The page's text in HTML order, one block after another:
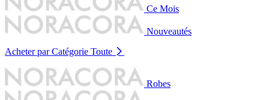
Ce Mois
Nouveautés
Acheter par Catégorie Toute
Robes